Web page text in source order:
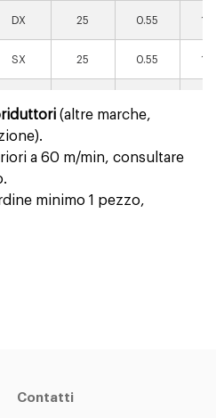
DX 25 0.55
SX 25 0.55
SX
(altre marche,
a 60 m/min, consultare
minimo 1 pezzo,
Contatti